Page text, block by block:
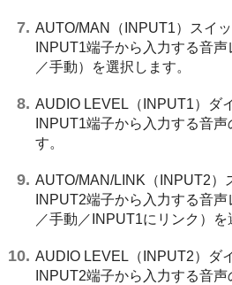
AUTO/MAN（INPUT1）スイ
INPUT1端子から入力する音
／手動）を選択します。
AUDIO LEVEL（INPUT1）ダ
INPUT1端子から入力する音
す。
AUTO/MAN/LINK（INPUT2）
INPUT2端子から入力する音
／手動／INPUT1にリンク）を
AUDIO LEVEL（INPUT2）ダ
INPUT2端子から入力する音